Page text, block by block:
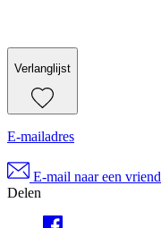
Verlanglijst
E-mailadres
E-mail naar een vriend
Delen